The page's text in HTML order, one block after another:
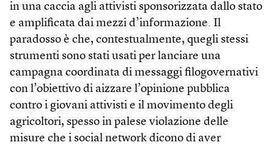
in una caccia agli attivisti sponsorizzata dallo stato
e amplificata dai mezzi d’informazione. Il
paradosso è che, contestualmente, quegli stessi
strumenti sono stati usati per lanciare una
campagna coordinata di messaggi filogovernativi
con l’obiettivo di aizzare l’opinione pubblica
contro i giovani attivisti e il movimento degli
agricoltori, spesso in palese violazione delle
misure che i social network dicono di aver